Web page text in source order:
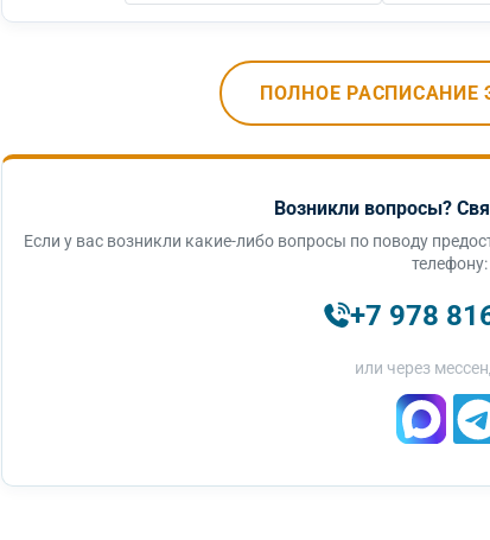
ПОЛНОЕ РАСПИСАНИЕ
Возникли вопросы?
Если у вас возникли какие-либо вопросы по поводу
телефону:
+7 978
или через